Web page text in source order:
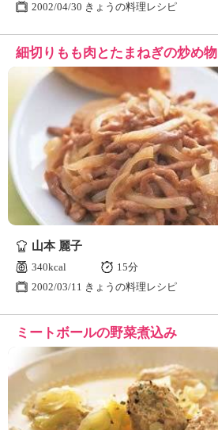
2002/04/30 きょうの料理レシピ
細切りもも肉とたまねぎの炒め物
山本 麗子
340kcal
15分
2002/03/11 きょうの料理レシピ
ミートボールの野菜煮込み